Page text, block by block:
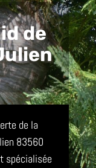
de
de la
83560
spécialisée